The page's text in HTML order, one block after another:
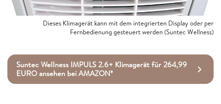
Dieses Klimagerät kann mit dem integrierten Display oder per
Fernbedienung gesteuert werden (Suntec Wellness)
Suntec Wellness IMPULS 2.6+ Klimagerät für 264,99
EURO ansehen bei AMAZON*